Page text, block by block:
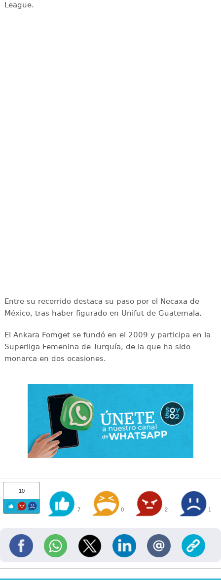
League.
Entre su recorrido destaca su paso por el Necaxa de
México, tras haber figurado en Unifut de Guatemala.
El Ankara Fomget se fundó en el 2009 y participa en la
Superliga Femenina de Turquía, de la que ha sido
monarca en dos ocasiones.
10
7 0 2 1